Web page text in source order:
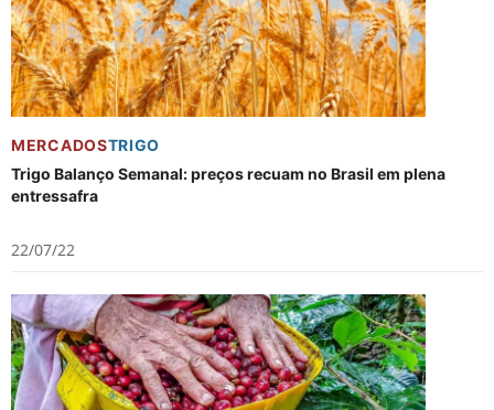
MERCADOSTRIGO
Trigo Balanço Semanal: preços recuam no Brasil em plena
entressafra
22/07/22